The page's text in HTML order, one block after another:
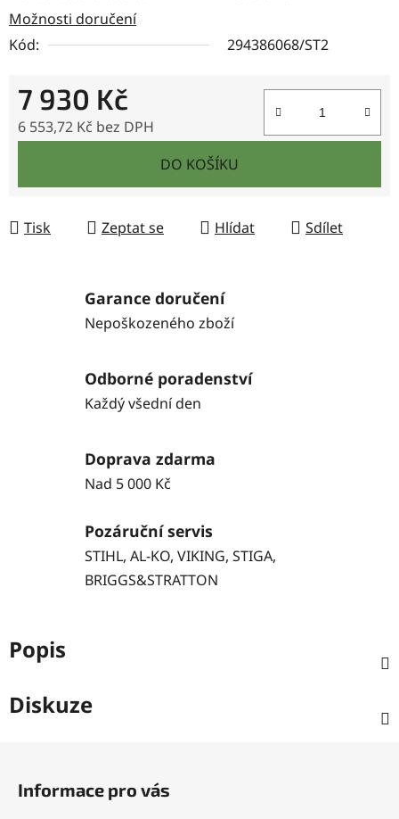
Možnosti doručení
Kód:
294386068/ST2
7 930 Kč
6 553,72 Kč bez DPH
DO KOŠÍKU
Tisk Zeptat se Hlídat Sdílet
Garance doručení
Nepoškozeného zboží
Odborné poradenství
Každý všední den
Doprava zdarma
Nad 5 000 Kč
Pozáruční servis
STIHL, AL-KO, VIKING, STIGA,
BRIGGS&STRATTON
Popis
Diskuze
Informace pro vás